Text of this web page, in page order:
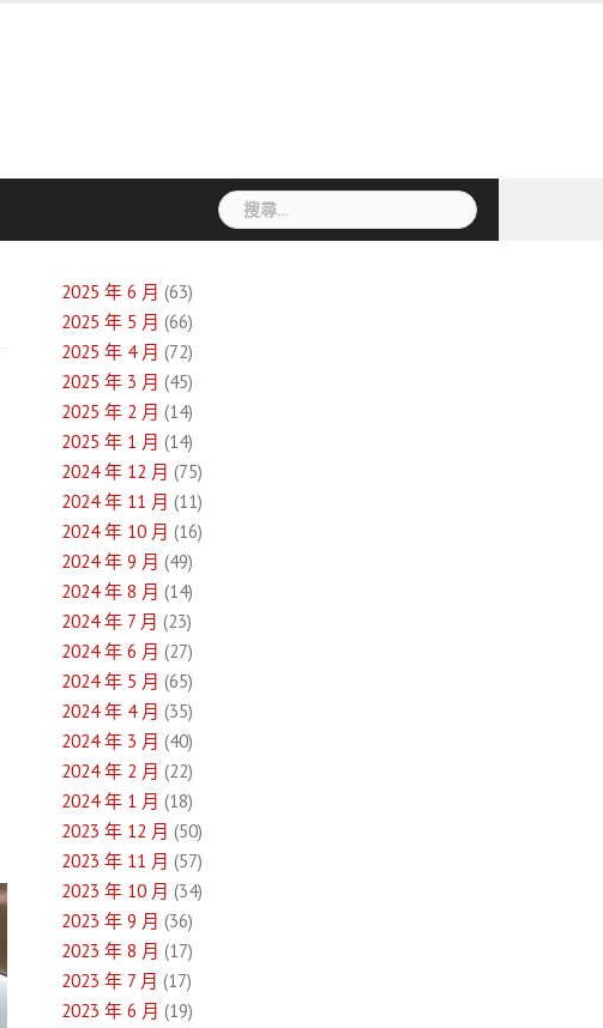
搜
尋
2025 年 6 月 (63)
2025 年 5 月 (66)
2025 年 4 月 (72)
2025 年 3 月 (45)
2025 年 2 月 (14)
2025 年 1 月 (14)
2024 年 12 月 (75)
2024 年 11 月 (11)
2024 年 10 月 (16)
2024 年 9 月 (49)
2024 年 8 月 (14)
2024 年 7 月 (23)
2024 年 6 月 (27)
2024 年 5 月 (65)
2024 年 4 月 (35)
2024 年 3 月 (40)
2024 年 2 月 (22)
2024 年 1 月 (18)
2023 年 12 月 (50)
2023 年 11 月 (57)
2023 年 10 月 (34)
2023 年 9 月 (36)
2023 年 8 月 (17)
2023 年 7 月 (17)
2023 年 6 月 (19)